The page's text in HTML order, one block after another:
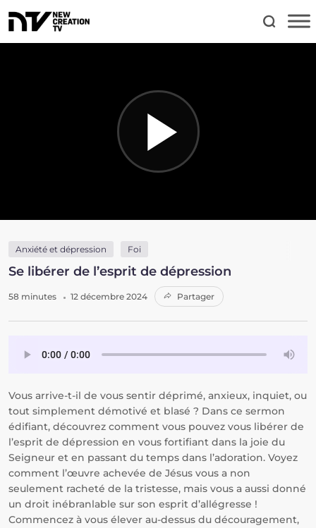
Anxiété et dépression Foi
Se libérer de l’esprit de dépression
58 minutes 12 décembre 2024 Partager
Vous arrive-t-il de vous sentir déprimé, anxieux, inquiet, ou
tout simplement démotivé et blasé ? Dans ce sermon
édifiant, découvrez comment vous pouvez vous libérer de
l’esprit de dépression en vous fortifiant dans la joie du
Seigneur et en passant du temps dans l’adoration. Voyez
comment l’œuvre achevée de Jésus vous a non
seulement racheté de la tristesse, mais vous a aussi donné
un droit inébranlable sur son esprit d’allégresse !
Commencez à vous élever au-dessus du découragement,